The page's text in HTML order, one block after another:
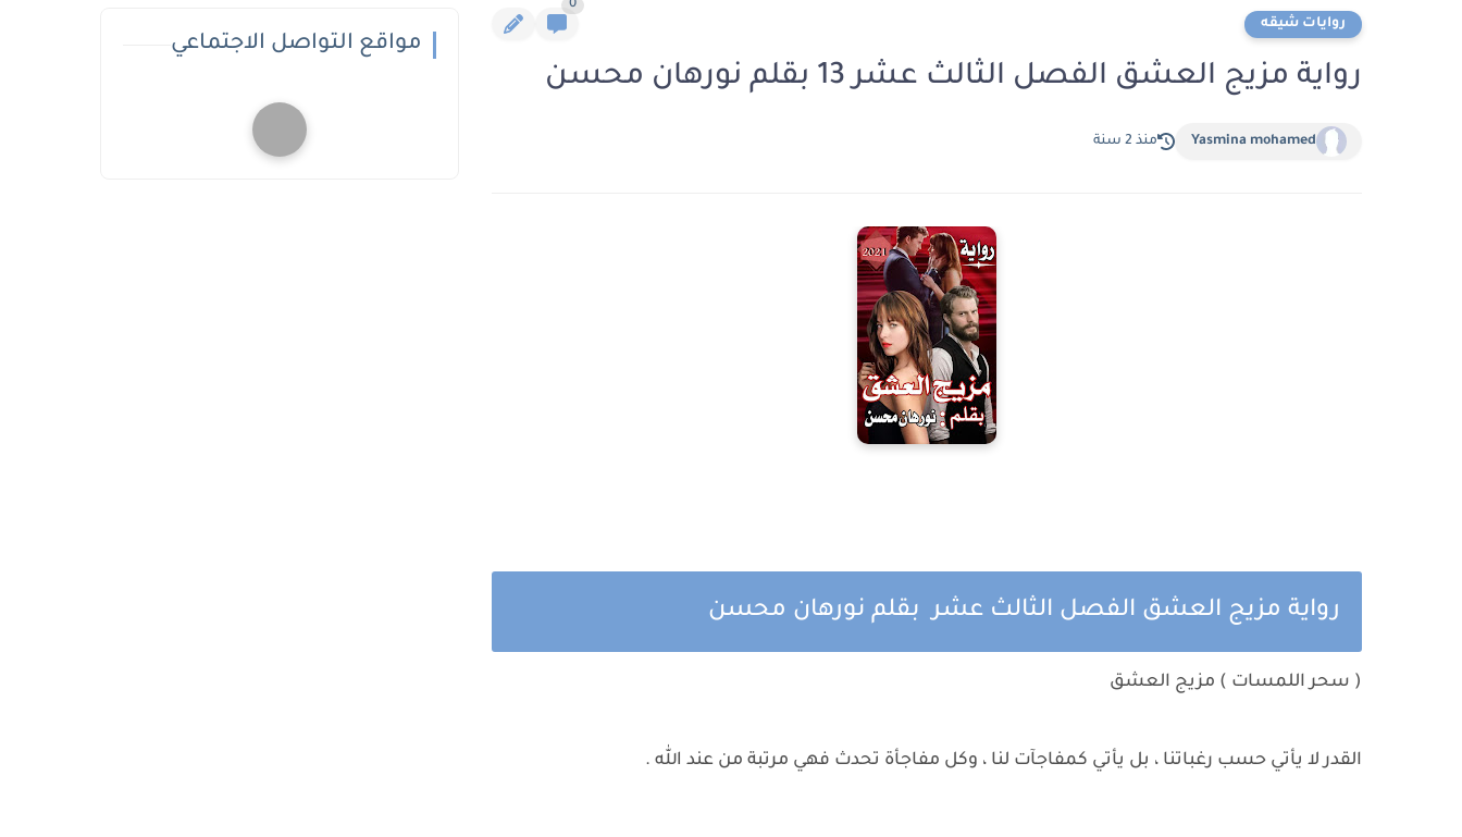
روايات شيقه
0
رواية مزيج العشق الفصل الثالث عشر 13 بقلم نورهان محسن
Yasmina mohamed منذ 2 سنة
رواية مزيج العشق الفصل الثالث عشر بقلم نورهان محسن
( سحر اللمسات ) مزيج العشق
القدر لا يأتي حسب رغباتنا ، بل يأتي كمفاجآت لنا ، وكل مفاجأة تحدث فهي مرتبة من عند الله .
مواقع التواصل الاجتماعي